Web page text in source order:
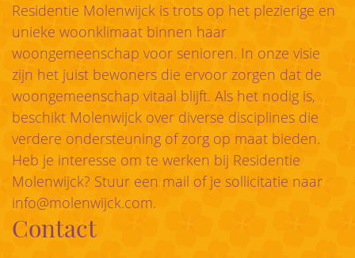
Residentie Molenwijck is trots op het plezierige en
unieke woonklimaat binnen haar
woongemeenschap voor senioren. In onze visie
zijn het juist bewoners die ervoor zorgen dat de
woongemeenschap vitaal blijft. Als het nodig is,
beschikt Molenwijck over diverse disciplines die
verdere ondersteuning of zorg op maat bieden.
Heb je interesse om te werken bij Residentie
Molenwijck? Stuur een mail of je sollicitatie naar
info@molenwijck.com.
Contact